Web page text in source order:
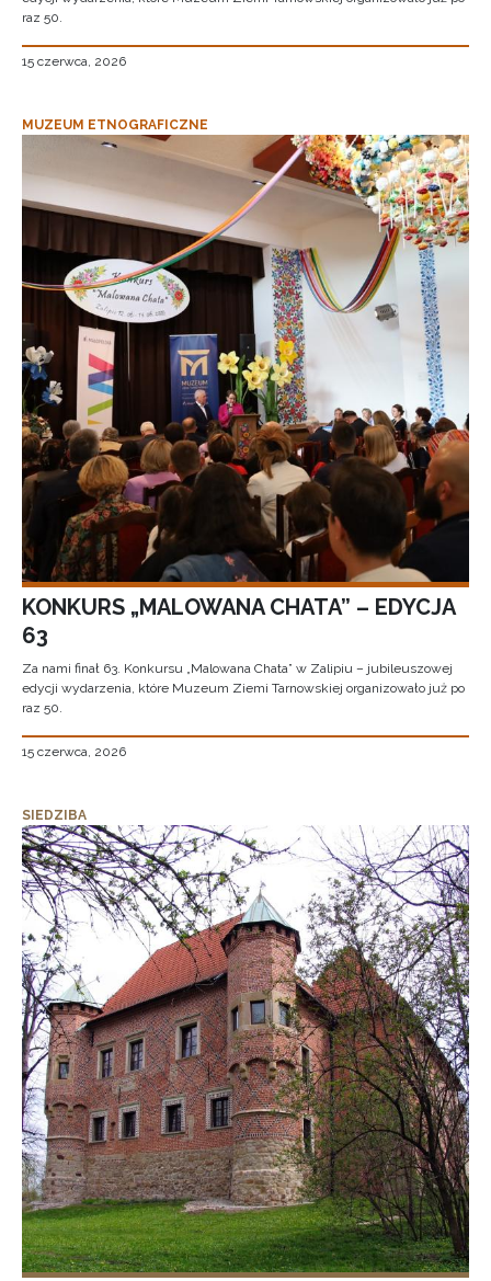
raz 50.
15 czerwca, 2026
MUZEUM ETNOGRAFICZNE
KONKURS „MALOWANA CHATA” – EDYCJA
63
Za nami finał 63. Konkursu „Malowana Chata” w Zalipiu – jubileuszowej
edycji wydarzenia, które Muzeum Ziemi Tarnowskiej organizowało już po
raz 50.
15 czerwca, 2026
SIEDZIBA